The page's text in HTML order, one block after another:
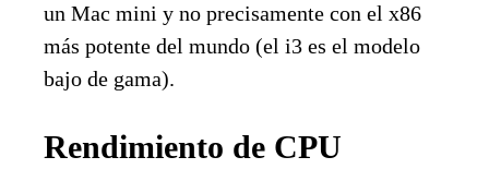
un Mac mini y no precisamente con el x86
más potente del mundo (el i3 es el modelo
bajo de gama).
Rendimiento de CPU